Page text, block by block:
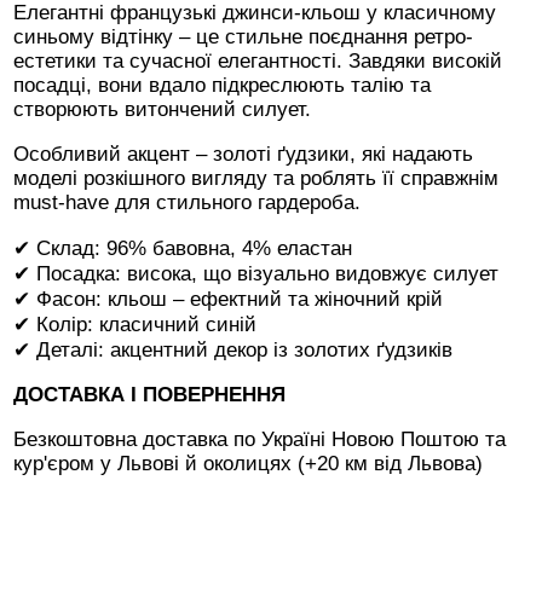
Елегантні французькі джинси-кльош у класичному
синьому відтінку – це стильне поєднання ретро-
естетики та сучасної елегантності. Завдяки високій
посадці, вони вдало підкреслюють талію та
створюють витончений силует.
Особливий акцент – золоті ґудзики, які надають
моделі розкішного вигляду та роблять її справжнім
must-have для стильного гардероба.
✔ Склад: 96% бавовна, 4% еластан
✔ Посадка: висока, що візуально видовжує силует
✔ Фасон: кльош – ефектний та жіночний крій
✔ Колір: класичний синій
✔ Деталі: акцентний декор із золотих ґудзиків
ДОСТАВКА І ПОВЕРНЕННЯ
Безкоштовна доставка по Україні Новою Поштою та
кур'єром у Львові й околицях (+20 км від Львова)